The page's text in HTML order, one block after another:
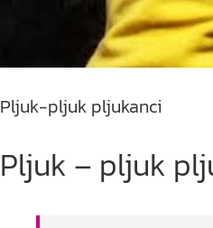
Pljuk-pljuk pljukanci
Pljuk – pljuk